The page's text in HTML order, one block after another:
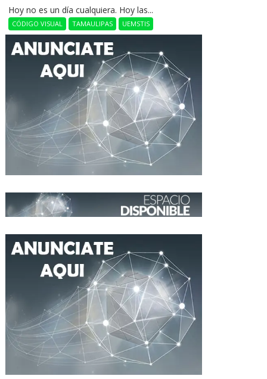
Hoy no es un día cualquiera. Hoy las...
CÓDIGO VISUAL TAMAULIPAS UEMSTIS